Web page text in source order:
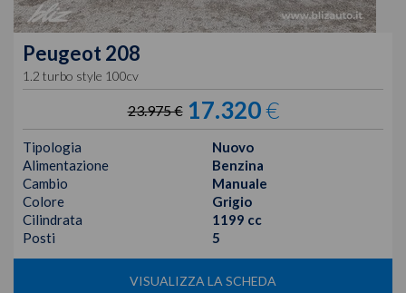
Peugeot 208
1.2 turbo style 100cv
23.975 € 17.320€
Tipologia
Nuovo
Alimentazione
Benzina
Cambio
Manuale
Colore
Grigio
Cilindrata
1199 cc
Posti
5
VISUALIZZA LA SCHEDA